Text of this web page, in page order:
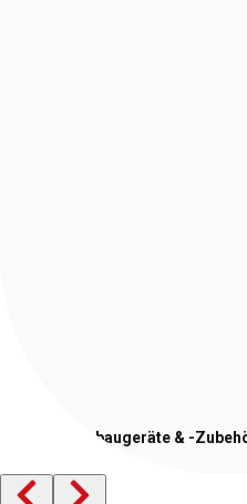
Stapler-Anbaugeräte & -